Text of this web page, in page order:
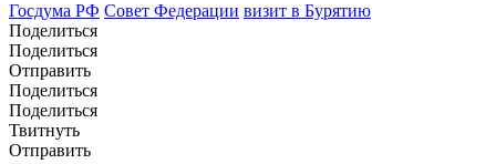
Госдума РФ Совет Федерации визит в Бурятию
Поделиться
Поделиться
Отправить
Поделиться
Поделиться
Твитнуть
Отправить